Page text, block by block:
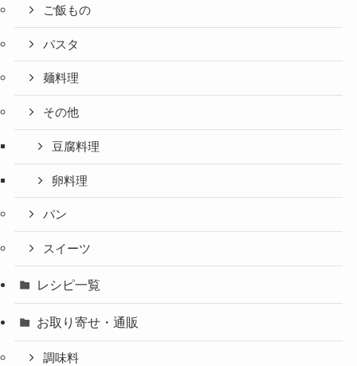
ご飯もの
パスタ
麺料理
その他
豆腐料理
卵料理
パン
スイーツ
レシピ一覧
お取り寄せ・通販
調味料